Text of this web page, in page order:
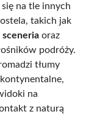
na tle innych
takich jak
sceneria oraz
podróży.
tłumy
na
z naturą